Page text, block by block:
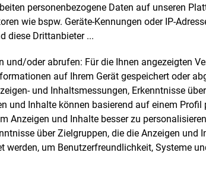
personenbezogene Daten auf unseren
wie bspw. Geräte-Kennungen oder IP-
diese Drittanbieter ...
und/oder abrufen: Für die Ihnen angezeigten
auf Ihrem Gerät gespeichert oder
und Inhaltsmessungen, Erkenntnisse
und Inhalte können basierend auf einem Profil
Anzeigen und Inhalte besser zu
über Zielgruppen, die die Anzeigen und
werden, um Benutzerfreundlichkeit, Systeme
Nachrichten
kostenlos
Zugang
aktualisierte
Login